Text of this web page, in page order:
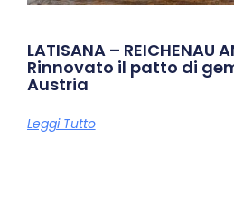
LATISANA – REICHENAU
Rinnovato il patto di
Austria
Leggi Tutto